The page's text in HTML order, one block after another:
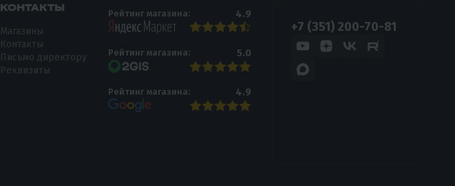
КОНТАКТЫ
Магазины
Контакты
Письмо директору
Реквизиты
Рейтинг магазина: 4.9
Рейтинг магазина: 5.0
Рейтинг магазина: 4.9
+7 (351) 200-70-81